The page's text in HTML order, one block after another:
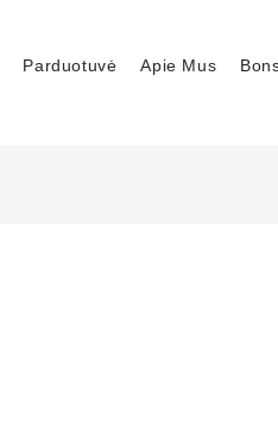
Parduotuvė Apie Mus